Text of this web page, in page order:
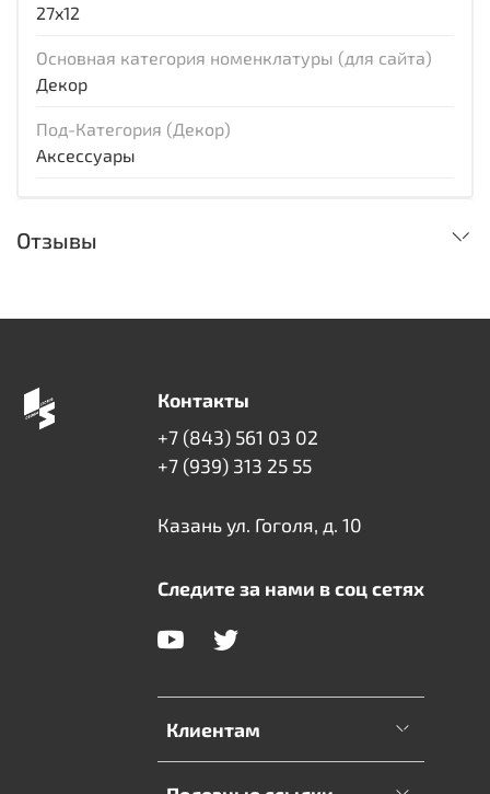
27x12
Основная категория номенклатуры (для сайта)
Декор
Под-Категория (Декор)
Аксессуары
Отзывы
Клиентам
Контакты
+7 (843) 561 03 02
+7 (939) 313 25 55
Казань ул. Гоголя, д. 10
Следите за нами в соц сетях